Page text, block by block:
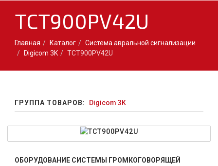
TCT900PV42U
Главная Каталог
Система авральной сигнализации
Digicom 3K
TCT900PV42U
ГРУППА ТОВАРОВ: Digicom 3K
ОБОРУДОВАНИЕ СИСТЕМЫ ГРОМКОГОВОРЯЩЕЙ